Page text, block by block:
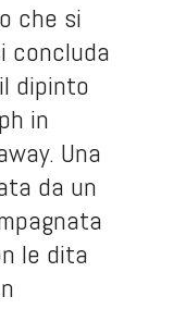
che si
concluda
dipinto
in
Una
da un
le dita